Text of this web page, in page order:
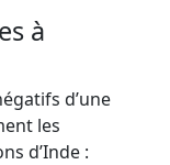
à
d’une
les
d’Inde :